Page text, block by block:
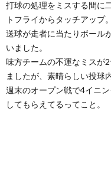
打球の処理をミスする間に
トフライからタッチアップ。
送球が走者に当たりボール
いました。
味方チームの不運なミスが
ましたが、素晴らしい投球
週末のオープン戦で4イニ
してもらえてるってこと。